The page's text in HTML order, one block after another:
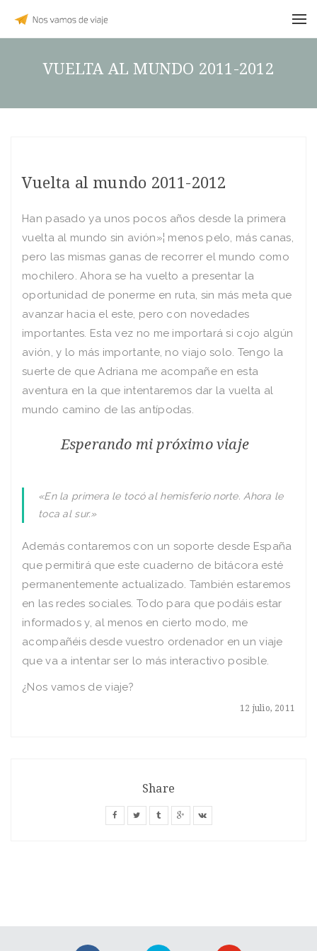
VUELTA AL MUNDO 2011-2012
Vuelta al mundo 2011-2012
12 julio, 2011
Han pasado ya unos pocos años desde la primera
vuelta al mundo sin avión»¦ menos pelo, más canas,
pero las mismas ganas de recorrer el mundo como
mochilero. Ahora se ha vuelto a presentar la
oportunidad de ponerme en ruta, sin más meta que
avanzar hacia el este, pero con novedades
importantes. Esta vez no me importará si cojo algún
avión, y lo más importante, no viajo solo. Tengo la
suerte de que Adriana me acompañe en esta
aventura en la que intentaremos dar la vuelta al
mundo camino de las antí­podas.
Esperando mi próximo viaje
«En la primera le tocó al hemisferio norte. Ahora le
toca al sur.»
Además contaremos con un soporte desde España
que permitirá que este cuaderno de bitácora esté
permanentemente actualizado. También estaremos
en las redes sociales. Todo para que podáis estar
informados y, al menos en cierto modo, me
acompañéis desde vuestro ordenador en un viaje
que va a intentar ser lo más interactivo posible.
¿Nos vamos de viaje?
Share